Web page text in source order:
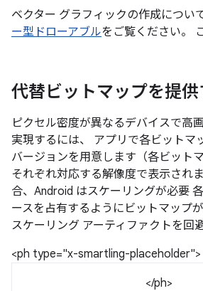
ベクター グラフィックの作成につい
ー型ドローアブルをご覧ください。
代替ビットマップを提供
ピクセル密度が異なるデバイスで高
実現するには、 アプリで各ビットマ
バージョンを用意します（各ビット
それぞれ対応する解像度で表示され
合、Android はスケーリングが必要
ースを占有するようにビットマップ
スケーリング アーティファクトを回
<ph type="x-smartling-placeholder">
</ph>